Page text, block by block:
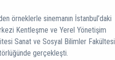
örneklerle sinemanın İstanbul’daki
Kentleşme ve Yerel Yönetişim
Sanat ve Sosyal Bilimler Fakültesi
gerçekleşti.